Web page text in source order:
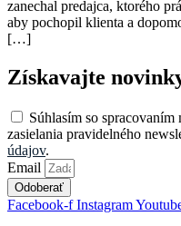
zanechal predajca, ktorého
aby pochopil klienta a
[…]
Získavajte
Súhlasím so
zasielania pravidelného
údajov.
Email
Odoberať
Facebook-f Instagram